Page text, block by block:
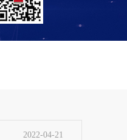
2022-04-21